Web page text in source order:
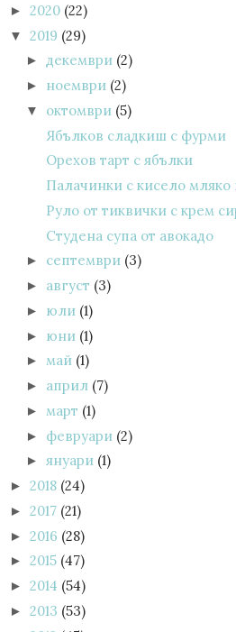
► 2020 (22)
▼ 2019 (29)
► декември (2)
► ноември (2)
▼ октомври (5)
Ябълков сладкиш с фурми
Орехов тарт с ябълки
Палачинки с кисело
Руло от тиквички с крем
Студена супа от авокадо
► септември (3)
► август (3)
► юли (1)
► юни (1)
► май (1)
► април (7)
► март (1)
► февруари (2)
► януари (1)
► 2018 (24)
► 2017 (21)
► 2016 (28)
► 2015 (47)
► 2014 (54)
► 2013 (53)